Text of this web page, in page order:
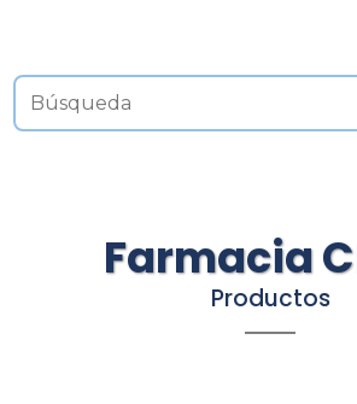
Farmacia
Productos